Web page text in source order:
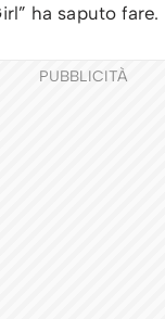
ha saputo fare.
PUBBLICITÀ